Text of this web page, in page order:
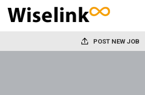
POST NEW JOB